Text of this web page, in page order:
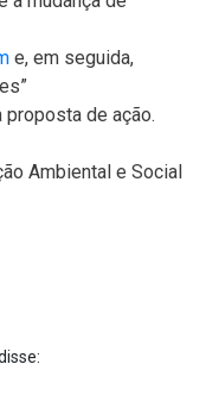
e, em seguida,
de ação.
Ambiental e Social